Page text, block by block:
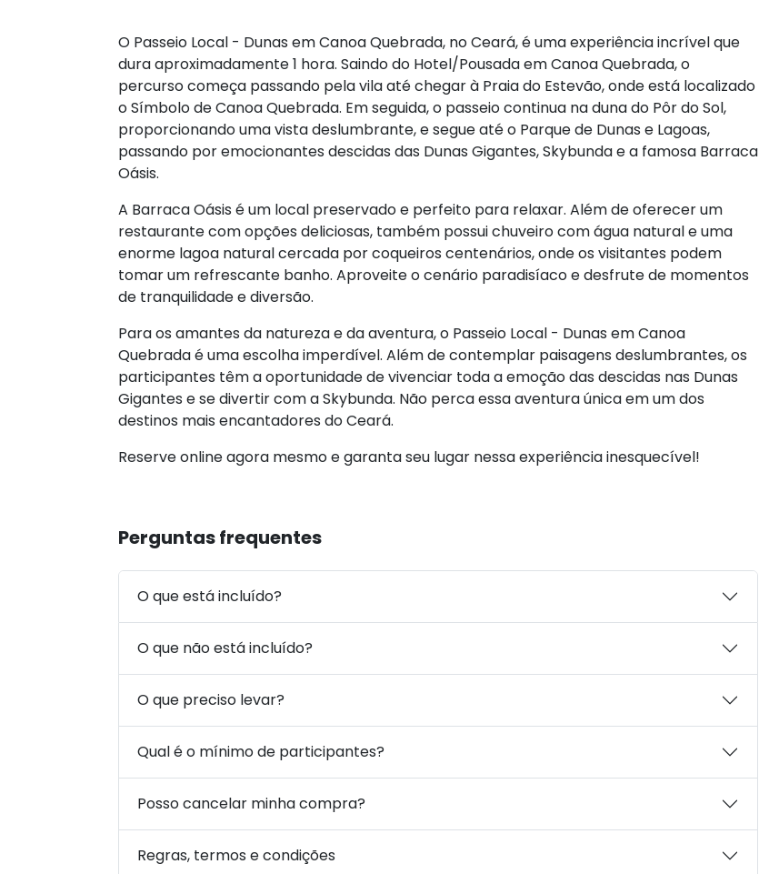
O Passeio Local - Dunas em Canoa Quebrada, no Ceará, é uma experiência incrível que
dura aproximadamente 1 hora. Saindo do Hotel/Pousada em Canoa Quebrada, o
percurso começa passando pela vila até chegar à Praia do Estevão, onde está localizado
o Símbolo de Canoa Quebrada. Em seguida, o passeio continua na duna do Pôr do Sol,
proporcionando uma vista deslumbrante, e segue até o Parque de Dunas e Lagoas,
passando por emocionantes descidas das Dunas Gigantes, Skybunda e a famosa Barraca
Oásis.
A Barraca Oásis é um local preservado e perfeito para relaxar. Além de oferecer um
restaurante com opções deliciosas, também possui chuveiro com água natural e uma
enorme lagoa natural cercada por coqueiros centenários, onde os visitantes podem
tomar um refrescante banho. Aproveite o cenário paradisíaco e desfrute de momentos
de tranquilidade e diversão.
Para os amantes da natureza e da aventura, o Passeio Local - Dunas em Canoa
Quebrada é uma escolha imperdível. Além de contemplar paisagens deslumbrantes, os
participantes têm a oportunidade de vivenciar toda a emoção das descidas nas Dunas
Gigantes e se divertir com a Skybunda. Não perca essa aventura única em um dos
destinos mais encantadores do Ceará.
Reserve online agora mesmo e garanta seu lugar nessa experiência inesquecível!
Perguntas frequentes
O que está incluído?
O que não está incluído?
O que preciso levar?
Qual é o mínimo de participantes?
Posso cancelar minha compra?
Regras, termos e condições